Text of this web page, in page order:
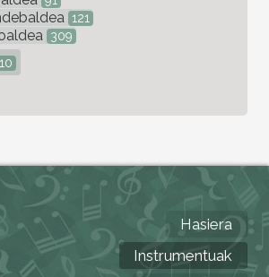
121
309
Hasiera
Instrumentuak